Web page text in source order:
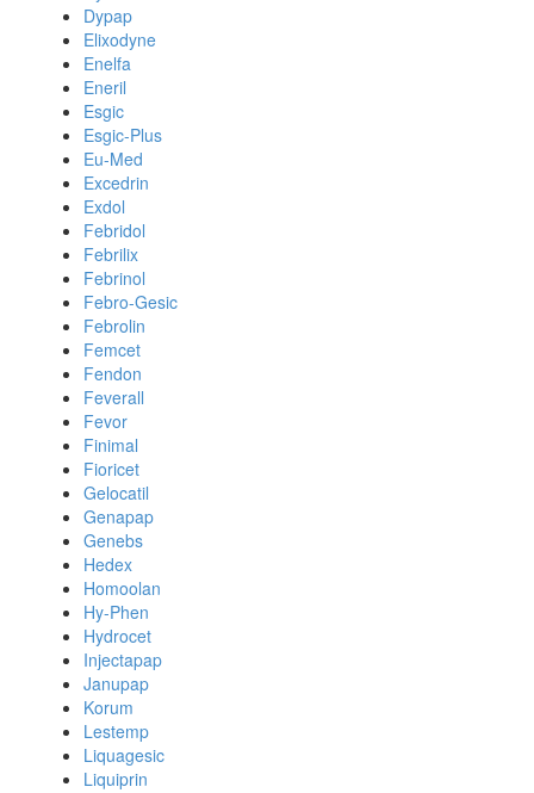
Dypap
Elixodyne
Enelfa
Eneril
Esgic
Esgic-Plus
Eu-Med
Excedrin
Exdol
Febridol
Febrilix
Febrinol
Febro-Gesic
Febrolin
Femcet
Fendon
Feverall
Fevor
Finimal
Fioricet
Gelocatil
Genapap
Genebs
Hedex
Homoolan
Hy-Phen
Hydrocet
Injectapap
Janupap
Korum
Lestemp
Liquagesic
Liquiprin